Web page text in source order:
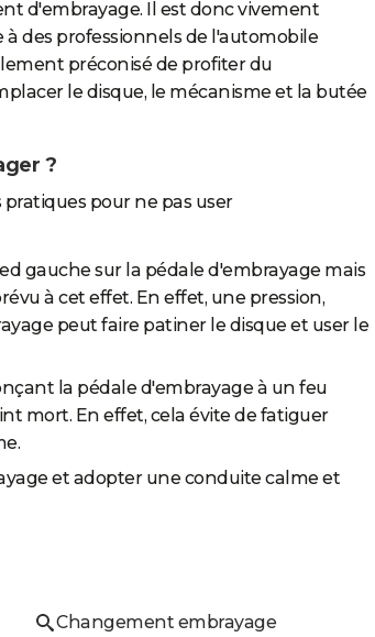
d'embrayage. Il est donc vivement
des professionnels de l'automobile
préconisé de profiter du
le disque, le mécanisme et la butée
?
pratiques pour ne pas user
gauche sur la pédale d'embrayage mais
à cet effet. En effet, une pression,
peut faire patiner le disque et user le
la pédale d'embrayage à un feu
mort. En effet, cela évite de fatiguer
et adopter une conduite calme et
Changement embrayage